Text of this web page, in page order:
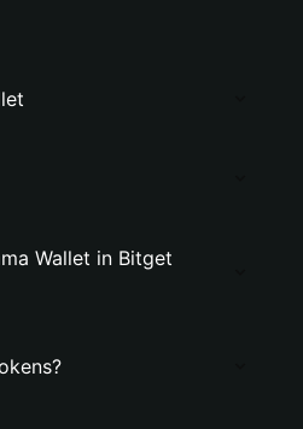
Wallet in Bitget